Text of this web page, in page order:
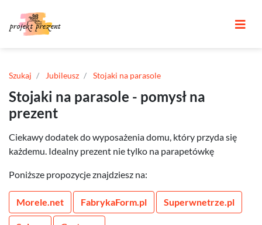
Szukaj Jubileusz Stojaki na parasole
Stojaki na parasole - pomysł na
prezent
Ciekawy dodatek do wyposażenia domu, który przyda się
każdemu. Idealny prezent nie tylko na parapetówkę
Poniższe propozycje znajdziesz na:
Morele.net FabrykaForm.pl Superwnetrze.pl